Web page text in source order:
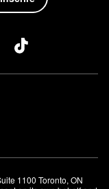
trois fois ou
des animaux?
1100 Toronto, ON